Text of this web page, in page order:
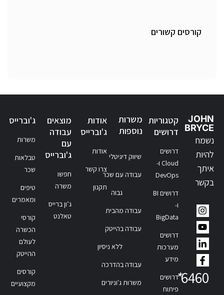
קורסים קשורים
JOHN
BRYCE
נשמח
להיות
איתך
בקשר
6460
*
קטגוריות
דרושים
דרושים
Cloud ו-
DevOps
דרושים BI
ו-
BigData
דרושים
מערכות
מידע
דרושים
פיתוח
משרות
נוספות
שיווק דיגיטלי
עבודה עם שכר
גבוה
עבודה מהבית
עבודה בהייטק
ללא ניסיון
עבודה בהדרכה
משרות ג'וניורים
אודות
ג'וברייס
אודות
צרו קשר
תקנון
מוצאים
עבודה
עם
ג'וברייס
חפשו
משרה
ג’ון ברייס
טאלנט
ג'וברייס
משרות
טבלאות
שכר
טיפים
ומאמרים
קורסי
הכשרה
לעולם
ההייטק
קורסים
מקצועיים